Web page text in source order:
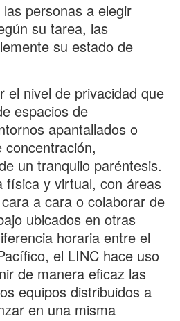
personas a elegir
su tarea, las
su estado de
el nivel de privacidad que
espacios de
apantallados o
un tranquilo paréntesis.
física y virtual, con áreas
a cara o colaborar de
ubicados en otras
horaria entre el
el LINC hace uso
de manera eficaz las
equipos distribuidos a
en una misma